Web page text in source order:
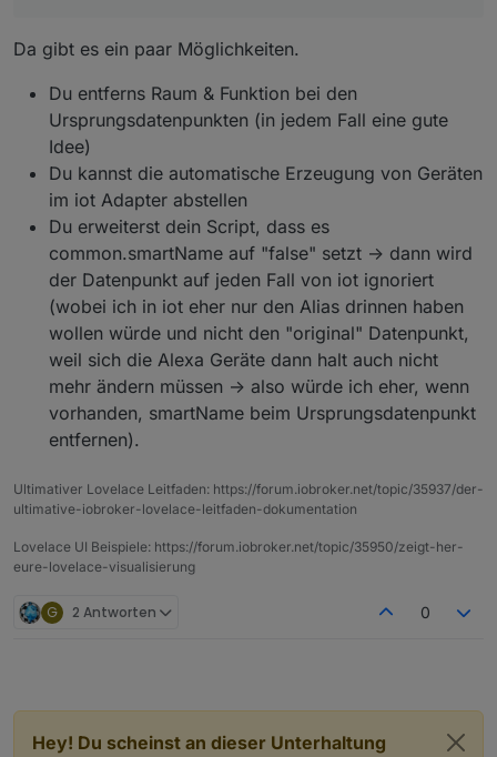
Da gibt es ein paar Möglichkeiten.
Du entferns Raum & Funktion bei den
Ursprungsdatenpunkten (in jedem Fall eine gute
Idee)
Du kannst die automatische Erzeugung von Geräten
im iot Adapter abstellen
Du erweiterst dein Script, dass es
common.smartName auf "false" setzt -> dann wird
der Datenpunkt auf jeden Fall von iot ignoriert
(wobei ich in iot eher nur den Alias drinnen haben
wollen würde und nicht den "original" Datenpunkt,
weil sich die Alexa Geräte dann halt auch nicht
mehr ändern müssen -> also würde ich eher, wenn
vorhanden, smartName beim Ursprungsdatenpunkt
entfernen).
Ultimativer Lovelace Leitfaden: https://forum.iobroker.net/topic/35937/der-
ultimative-iobroker-lovelace-leitfaden-dokumentation
Lovelace UI Beispiele: https://forum.iobroker.net/topic/35950/zeigt-her-
eure-lovelace-visualisierung
G 2 Antworten 0
Hey! Du scheinst an dieser Unterhaltung